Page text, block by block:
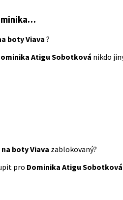
boty Viava ?
Atigu Sobotková nikdo
boty Viava zablokovaný?
pro Dominika Atigu Sobotková